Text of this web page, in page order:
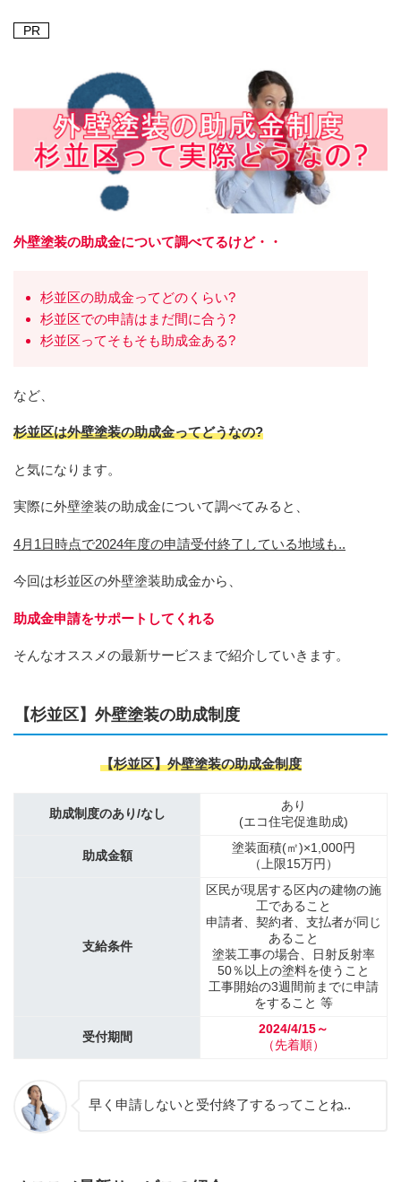
PR
外壁塗装の助成金について調べてるけど・・
杉並区の助成金ってどのくらい?
杉並区での申請はまだ間に合う?
杉並区ってそもそも助成金ある?
など、
杉並区は外壁塗装の助成金ってどうなの?
と気になります。
実際に外壁塗装の助成金について調べてみると、
4月1日時点で2024年度の申請受付終了している地域も..
今回は杉並区の外壁塗装助成金から、
助成金申請をサポートしてくれる
そんなオススメの最新サービスまで紹介していきます。
【杉並区】外壁塗装の助成制度
【杉並区】外壁塗装の助成金制度
助成制度のあり/なし
あり
(エコ住宅促進助成)
助成金額
塗装面積(㎡)×1,000円
（上限15万円）
支給条件
区民が現居する区内の建物の施
工であること
申請者、契約者、支払者が同じ
あること
塗装工事の場合、日射反射率
50％以上の塗料を使うこと
工事開始の3週間前までに申請
をすること 等
受付期間
2024/4/15～
（先着順）
早く申請しないと受付終了するってことね..